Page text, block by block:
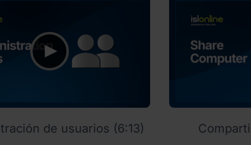
de usuarios (6:13)